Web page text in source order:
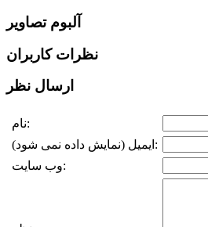
آلبوم تصاویر
نظرات کاربران
ارسال نظر
نام:
ایمیل (نمایش داده نمی شود):
وب سایت: